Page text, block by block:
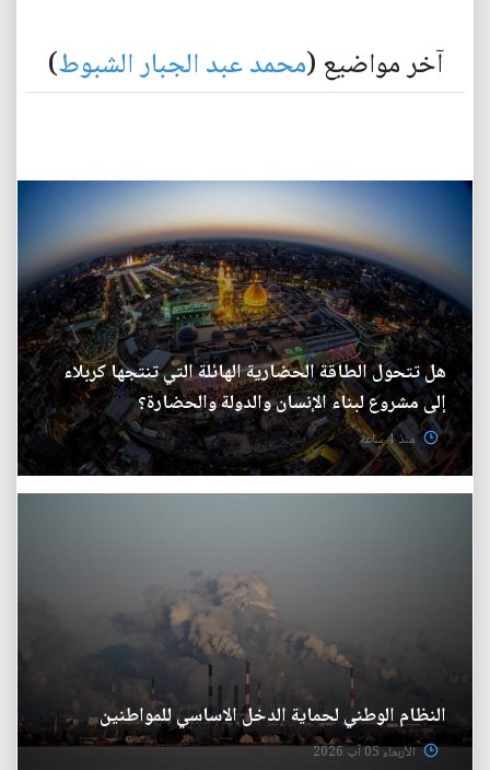
آخر مواضيع (محمد عبد الجبار الشبوط)
هل تتحول الطاقة الحضارية الهائلة التي تنتجها كربلاء
إلى مشروع لبناء الإنسان والدولة والحضارة؟
منذ 4 ساعة
النظام الوطني لحماية الدخل الاساسي للمواطنين
الأربعاء 05 آب 2026